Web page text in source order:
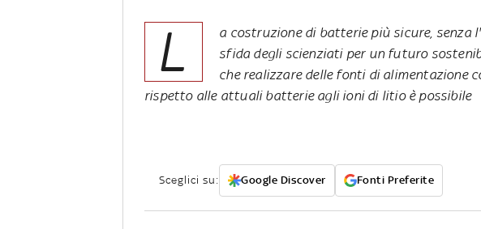
L
a costruzione di batterie più sicure, senza
sfida degli scienziati per un futuro
che realizzare delle fonti di alimentazione
rispetto alle attuali batterie agli ioni di litio è possibile
Sceglici su: Google Discover Fonti Preferite